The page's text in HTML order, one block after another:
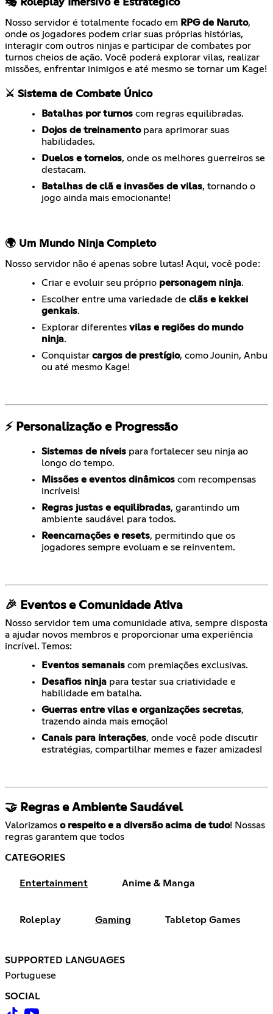
🎭 Roleplay Imersivo e Estratégico
Nosso servidor é totalmente focado em RPG de Naruto,
onde os jogadores podem criar suas próprias histórias,
interagir com outros ninjas e participar de combates por
turnos cheios de ação. Você poderá explorar vilas, realizar
missões, enfrentar inimigos e até mesmo se tornar um Kage!
⚔️ Sistema de Combate Único
Batalhas por turnos com regras equilibradas.
Dojos de treinamentopara aprimorar suas
habilidades.
Duelos e torneios, onde os melhores guerreiros se
destacam.
Batalhas de clã e invasões de vilas, tornando o
jogo ainda mais emocionante!
🌍 Um Mundo Ninja Completo
Nosso servidor não é apenas sobre lutas! Aqui, você pode:
Criar e evoluir seu próprio personagem ninja.
Escolher entre uma variedade de clãs e kekkei
genkais.
Explorar diferentes vilas e regiões do mundo
ninja.
Conquistar cargos de prestígio, como Jounin, Anbu
ou até mesmo Kage!
⚡ Personalização e Progressão
Sistemas de níveis para fortalecer seu ninja ao
longo do tempo.
Missões e eventos dinâmicos com recompensas
incríveis!
Regras justas e equilibradas, garantindo um
ambiente saudável para todos.
Reencarnações e resets, permitindo que os
jogadores sempre evoluam e se reinventem.
🎉 Eventos e Comunidade Ativa
Nosso servidor tem uma comunidade ativa, sempre disposta
a ajudar novos membros e proporcionar uma experiência
incrível. Temos:
Eventos semanais com premiações exclusivas.
Desafios ninja para testar sua criatividade e
habilidade em batalha.
Guerras entre vilas e organizações secretas,
trazendo ainda mais emoção!
Canais para interações, onde você pode discutir
estratégias, compartilhar memes e fazer amizades!
🤝 Regras e Ambiente Saudável
Valorizamos o respeito e a diversão acima de tudo! Nossas
regras garantem que todos
CATEGORIES
Entertainment Anime & Manga
Roleplay Gaming Tabletop Games
SUPPORTED LANGUAGES
Portuguese
SOCIAL